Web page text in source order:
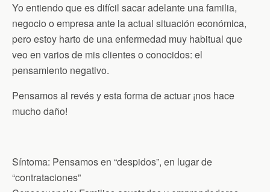
Yo entiendo que es difícil sacar adelante una familia,
negocio o empresa ante la actual situación económica,
pero estoy harto de una enfermedad muy habitual que
veo en varios de mis clientes o conocidos: el
pensamiento negativo.
Pensamos al revés y esta forma de actuar ¡nos hace
mucho daño!
Síntoma: Pensamos en “despidos”, en lugar de
“contrataciones”